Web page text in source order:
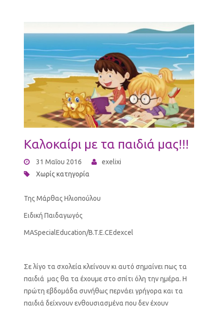
Καλοκαίρι με τα παιδιά μας!!!
31 Μαΐου 2016
exelixi
Χωρίς κατηγορία
Της Μάρθας Ηλιοπούλου
Ειδική Παιδαγωγός
MASpecialEducation/B.T.E.CEdexcel
Σε λίγο τα σχολεία κλείνουν κι αυτό σημαίνει πως τα
παιδιά μας θα τα έχουμε στο σπίτι όλη την ημέρα. Η
πρώτη εβδομάδα συνήθως περνάει γρήγορα και τα
παιδιά δείχνουν ενθουσιασμένα που δεν έχουν